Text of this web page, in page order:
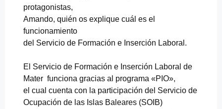
protagonistas,
Amando, quién os explique cuál es el
funcionamiento
del Servicio de Formación e Inserción Laboral.
El Servicio de Formación e Inserción Laboral de
Mater funciona gracias al programa «PIO»,
el cual cuenta con la participación del Servicio de
Ocupación de las Islas Baleares (SOIB)